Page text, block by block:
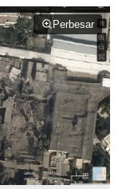
Perbesar